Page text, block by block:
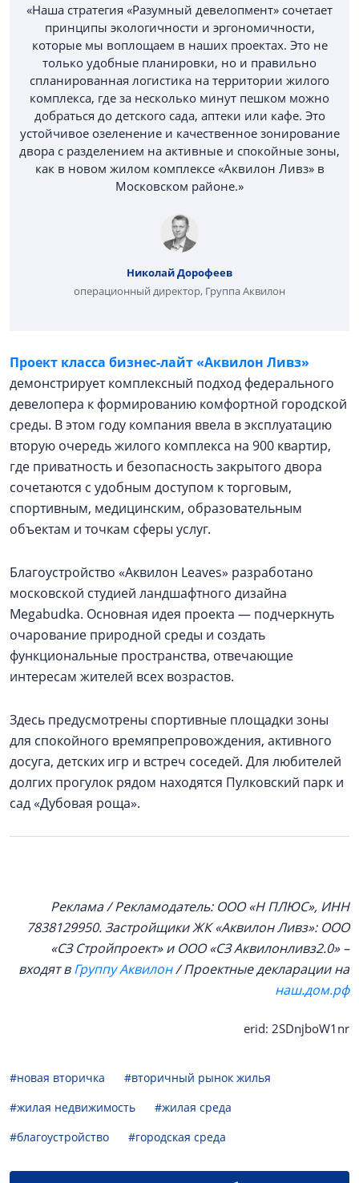
«Наша стратегия «Разумный девелопмент» сочетает
принципы экологичности и эргономичности,
которые мы воплощаем в наших проектах. Это не
только удобные планировки, но и правильно
спланированная логистика на территории жилого
комплекса, где за несколько минут пешком можно
добраться до детского сада, аптеки или кафе. Это
устойчивое озеленение и качественное зонирование
двора с разделением на активные и спокойные зоны,
как в новом жилом комплексе «Аквилон Ливз» в
Московском районе.»
Николай Дорофеев
операционный директор, Группа Аквилон
Проект класса бизнес-лайт «Аквилон Ливз»
демонстрирует комплексный подход федерального
девелопера к формированию комфортной городской
среды. В этом году компания ввела в эксплуатацию
вторую очередь жилого комплекса на 900 квартир,
где приватность и безопасность закрытого двора
сочетаются с удобным доступом к торговым,
спортивным, медицинским, образовательным
объектам и точкам сферы услуг.
Благоустройство «Аквилон Leaves» разработано
московской студией ландшафтного дизайна
Megabudka. Основная идея проекта — подчеркнуть
очарование природной среды и создать
функциональные пространства, отвечающие
интересам жителей всех возрастов.
Здесь предусмотрены спортивные площадки зоны
для спокойного времяпрепровождения, активного
досуга, детских игр и встреч соседей. Для любителей
долгих прогулок рядом находятся Пулковский парк и
сад «Дубовая роща».
Реклама / Рекламодатель: ООО «Н ПЛЮС», ИНН
7838129950. Застройщики ЖК «Аквилон Ливз»: ООО
«СЗ Стройпроект» и ООО «СЗ Аквилонливз2.0» –
входят вГруппу Аквилон/ Проектные декларации на
наш.дом.рф
erid: 2SDnjboW1nr
#новая вторичка
#вторичный рынок жилья
#жилая недвижимость
#жилая среда
#благоустройство
#городская среда